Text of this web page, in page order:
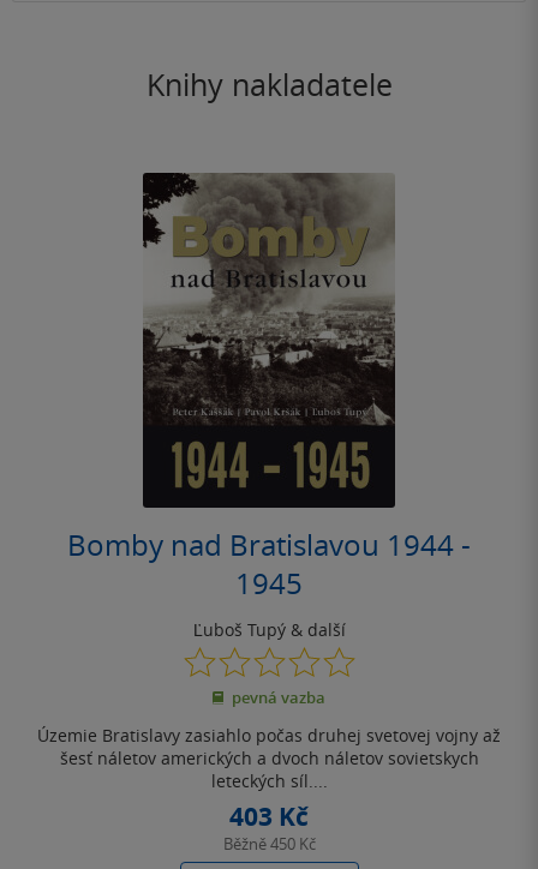
Knihy nakladatele
Bomby nad Bratislavou 1944 -
1945
Ľuboš Tupý & další
0.0
z
5
pevná vazba
Územie Bratislavy zasiahlo počas druhej svetovej vojny až
šesť náletov amerických a dvoch náletov sovietskych
leteckých síl....
403 Kč
Běžně450 Kč